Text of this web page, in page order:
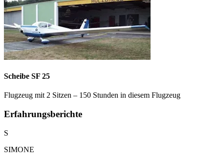
Scheibe SF 25
Flugzeug mit 2 Sitzen – 150 Stunden in diesem Flugzeug
Erfahrungsberichte
S
SIMONE